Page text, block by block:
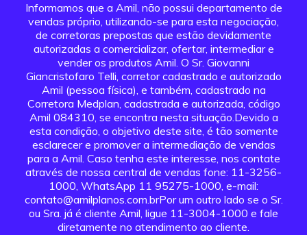
Informamos que a Amil, não possui departamento de
vendas próprio, utilizando-se para esta negociação,
de corretoras prepostas que estão devidamente
autorizadas a comercializar, ofertar, intermediar e
vender os produtos Amil. O Sr. Giovanni
Giancristofaro Telli, corretor cadastrado e autorizado
Amil (pessoa física), e também, cadastrado na
Corretora Medplan, cadastrada e autorizada, código
Amil 084310, se encontra nesta situação.Devido a
esta condição, o objetivo deste site, é tão somente
esclarecer e promover a intermediação de vendas
para a Amil. Caso tenha este interesse, nos contate
através de nossa central de vendas fone: 11-3256-
1000, WhatsApp 11 95275-1000, e-mail:
contato@amilplanos.com.brPor um outro lado se o Sr.
ou Sra. já é cliente Amil, ligue 11-3004-1000 e fale
diretamente no atendimento ao cliente.